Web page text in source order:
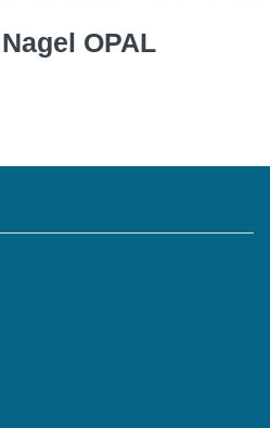
OPAL